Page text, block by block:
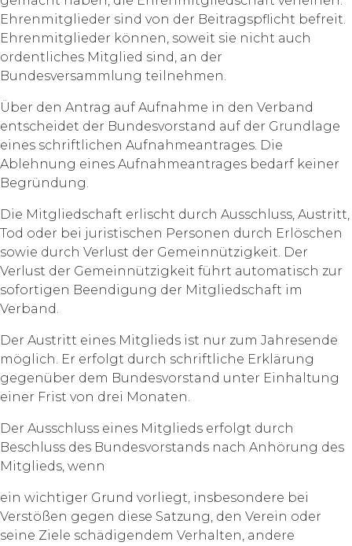
Ehrenmitglieder sind von der Beitragspflicht befreit.
Ehrenmitglieder können, soweit sie nicht auch
ordentliches Mitglied sind, an der
Bundesversammlung teilnehmen.
Über den Antrag auf Aufnahme in den Verband
entscheidet der Bundesvorstand auf der Grundlage
eines schriftlichen Aufnahmeantrages. Die
Ablehnung eines Aufnahmeantrages bedarf keiner
Begründung.
Die Mitgliedschaft erlischt durch Ausschluss, Austritt,
Tod oder bei juristischen Personen durch Erlöschen
sowie durch Verlust der Gemeinnützigkeit. Der
Verlust der Gemeinnützigkeit führt automatisch zur
sofortigen Beendigung der Mitgliedschaft im
Verband.
Der Austritt eines Mitglieds ist nur zum Jahresende
möglich. Er erfolgt durch schriftliche Erklärung
gegenüber dem Bundesvorstand unter Einhaltung
einer Frist von drei Monaten.
Der Ausschluss eines Mitglieds erfolgt durch
Beschluss des Bundesvorstands nach Anhörung des
Mitglieds, wenn
ein wichtiger Grund vorliegt, insbesondere bei
Verstößen gegen diese Satzung, den Verein oder
seine Ziele schädigendem Verhalten, andere